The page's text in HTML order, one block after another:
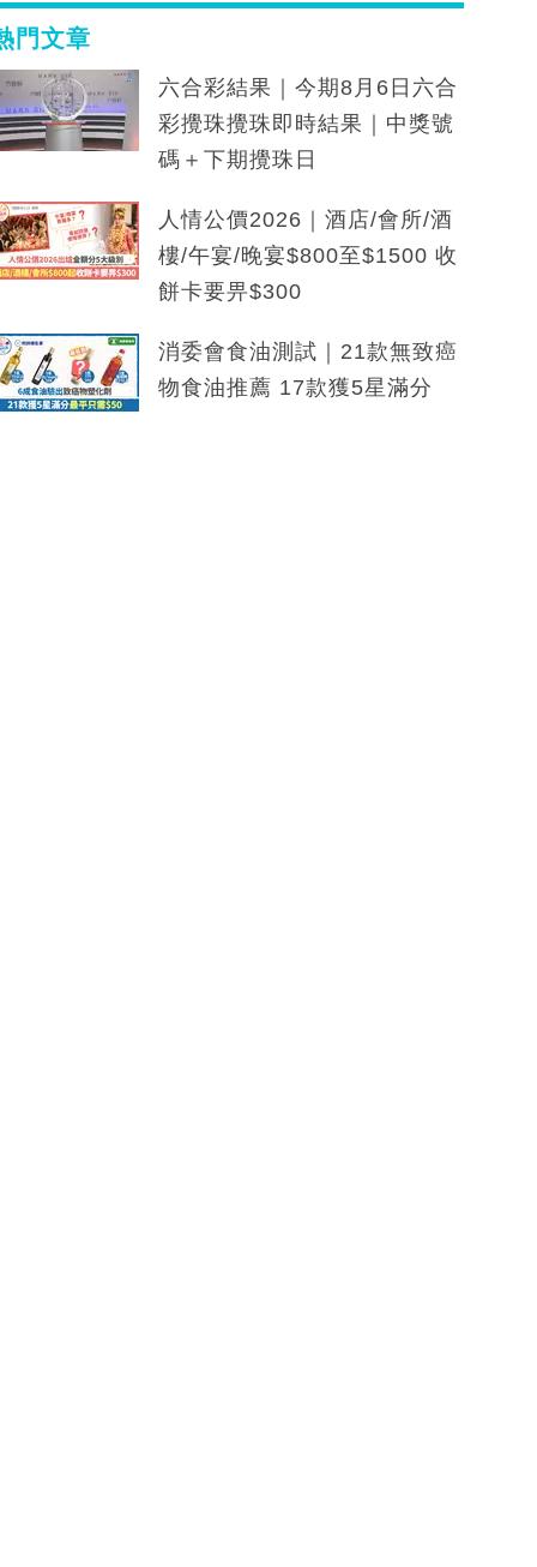
門文章
六合彩結果｜今期8月6日六合
彩攪珠攪珠即時結果｜中獎號
碼＋下期攪珠日
人情公價2026｜酒店/會所/酒
樓/午宴/晚宴$800至$1500 收
餅卡要畀$300
消委會食油測試｜21款無致癌
物食油推薦 17款獲5星滿分